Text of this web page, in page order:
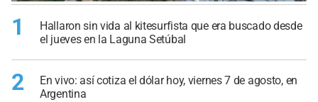
1
Hallaron sin vida al kitesurfista que era buscado desde
el jueves en la Laguna Setúbal
2
En vivo: así cotiza el dólar hoy, viernes 7 de agosto, en
Argentina